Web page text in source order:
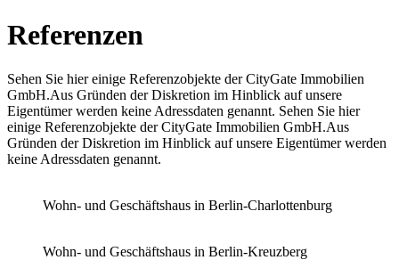
Referenzen
Sehen Sie hier einige Referenzobjekte der CityGate Immobilien
GmbH.Aus Gründen der Diskretion im Hinblick auf unsere
Eigentümer werden keine Adressdaten genannt. Sehen Sie hier
einige Referenzobjekte der CityGate Immobilien GmbH.Aus
Gründen der Diskretion im Hinblick auf unsere Eigentümer werden
keine Adressdaten genannt.
Wohn- und Geschäftshaus in Berlin-Charlottenburg
Wohn- und Geschäftshaus in Berlin-Kreuzberg